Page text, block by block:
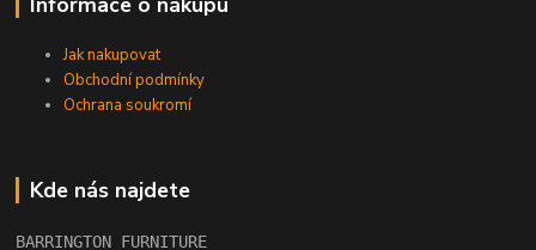
Jak nakupovat
Obchodní podmínky
Ochrana soukromí
Kde nás najdete
BARRINGTON FURNITURE